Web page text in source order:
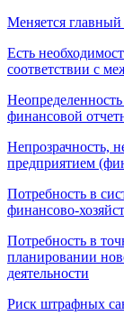
Меняется
Есть
соответствии с
финансовой
Непрозрачность,
предприятием
Потребность в
финансово-
Потребность в
планировании
деятельности
Риск штрафных